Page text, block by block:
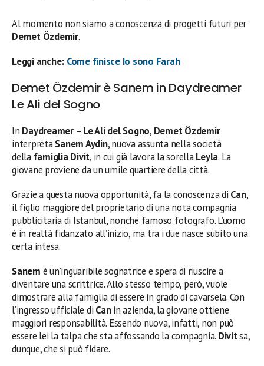
Al momento non siamo a conoscenza di progetti futuri per
Demet Özdemir.
Leggi anche: Come finisce Io sono Farah
Demet Özdemir è Sanem in Daydreamer
Le Ali del Sogno
In Daydreamer – Le Ali del Sogno, Demet Özdemir
interpretaSanem Aydin, nuova assunta nella società
della famiglia Divit, in cui già lavora la sorellaLeyla. La
giovane proviene da un umile quartiere della città.
Grazie a questa nuova opportunità, fa la conoscenza di Can,
il figlio maggiore del proprietario di una nota compagnia
pubblicitaria di Istanbul, nonché famoso fotografo. L’uomo
è in realtà fidanzato all’inizio, ma tra i due nasce subito una
certa intesa.
Sanem è un’inguaribile sognatrice e spera di riuscire a
diventare una scrittrice. Allo stesso tempo, però, vuole
dimostrare alla famiglia di essere in grado di cavarsela. Con
l’ingresso ufficiale di Canin azienda, la giovane ottiene
maggiori responsabilità. Essendo nuova, infatti, non può
essere lei la talpa che sta affossando la compagnia. Divitsa,
dunque, che si può fidare.